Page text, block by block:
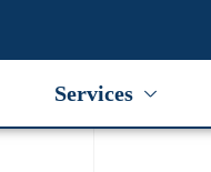
Services